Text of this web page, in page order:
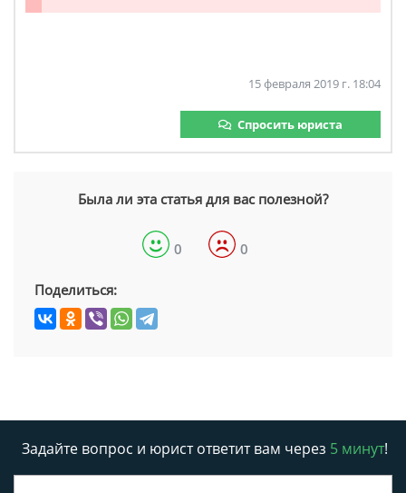
15 февраля 2019 г. 18:04
Спросить юриста
Была ли эта статья для вас полезной?
0 0
Поделиться:
Задайте вопрос и юрист ответит вам через 5 минут!